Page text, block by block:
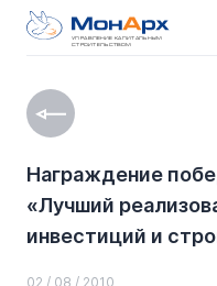
УПРАВЛЕНИЕ КАПИТАЛЬНЫМ
СТРОИТЕЛЬСТВОМ
Награждение
«Лучший
инвестиций и
02 / 08 / 2010